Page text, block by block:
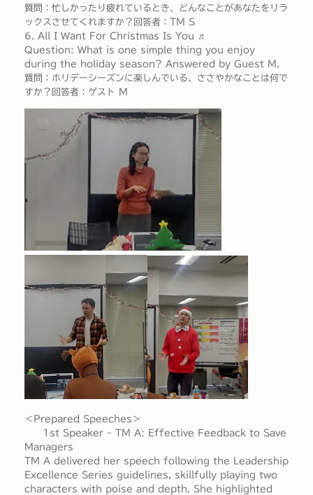
質問：忙しかったり疲れているとき、どんなことがあなたをリラ
ックスさせてくれますか？回答者：TM S
6. All I Want For Christmas Is You ♬
Question: What is one simple thing you enjoy
during the holiday season? Answered by Guest M.
質問：ホリデーシーズンに楽しんでいる、ささやかなことは何で
すか？回答者：ゲスト M
＜Prepared Speeches＞
1st Speaker – TM A: Effective Feedback to Save
Managers
TM A delivered her speech following the Leadership
Excellence Series guidelines, skillfully playing two
characters with poise and depth. She highlighted